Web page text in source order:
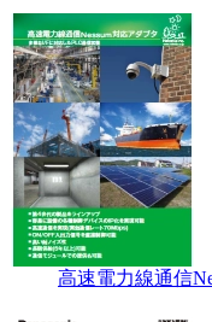
高速電力線通信